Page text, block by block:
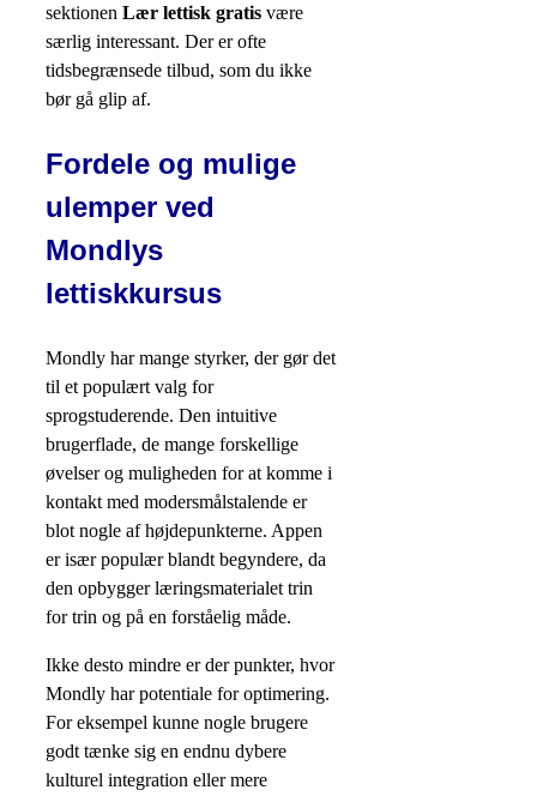
sektionen Lær lettisk gratis være
særlig interessant. Der er ofte
tidsbegrænsede tilbud, som du ikke
bør gå glip af.
Fordele og mulige
ulemper ved
Mondlys
lettiskkursus
Mondly har mange styrker, der gør det
til et populært valg for
sprogstuderende. Den intuitive
brugerflade, de mange forskellige
øvelser og muligheden for at komme i
kontakt med modersmålstalende er
blot nogle af højdepunkterne. Appen
er især populær blandt begyndere, da
den opbygger læringsmaterialet trin
for trin og på en forståelig måde.
Ikke desto mindre er der punkter, hvor
Mondly har potentiale for optimering.
For eksempel kunne nogle brugere
godt tænke sig en endnu dybere
kulturel integration eller mere